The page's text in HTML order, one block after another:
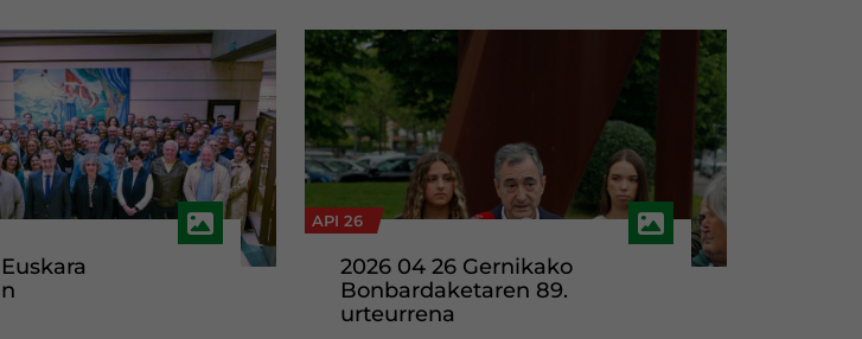
API 26
2026 04 26 Gernikako
Bonbardaketaren 89.
urteurrena